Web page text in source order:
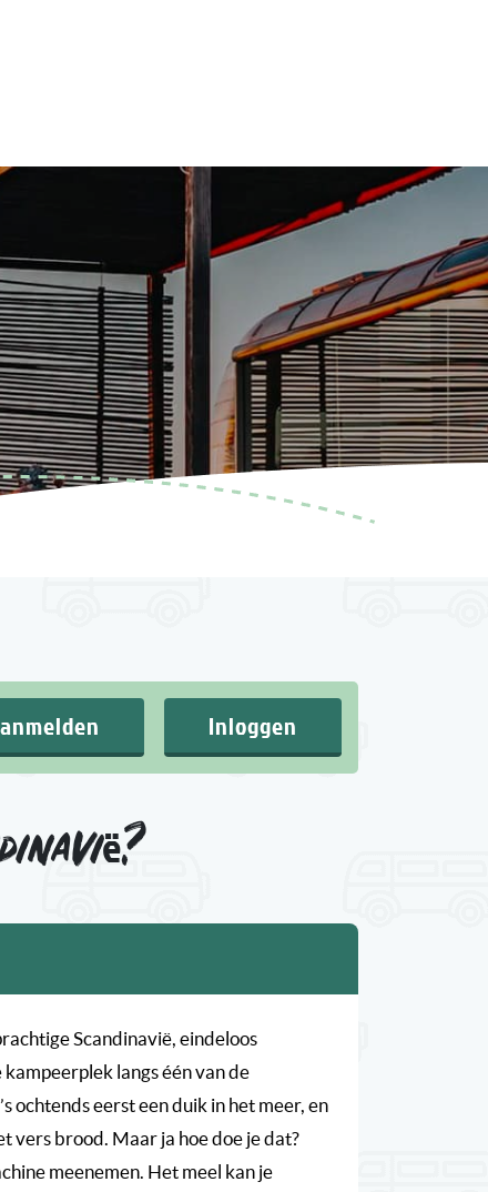
Inloggen
Scandinavië, eindeloos
langs één van de
ochtends eerst een duik in het meer, en
vers brood. Maar ja hoe doe je dat?
meenemen. Het meel kan je